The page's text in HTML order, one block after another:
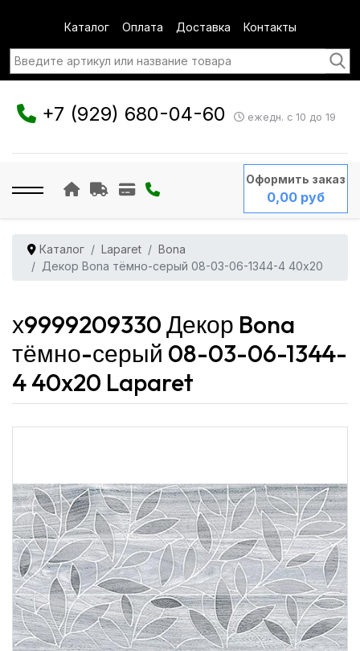
Каталог Оплата Доставка Контакты
+7 (929) 680-04-60 ежедн. с 10 до 19
Оформить заказ
0,00 руб
Каталог Laparet
Bona
Декор Bona тёмно-серый 08-03-06-1344-4 40x20
х9999209330 Декор Bona
тёмно-серый 08-03-06-1344-
4 40x20 Laparet